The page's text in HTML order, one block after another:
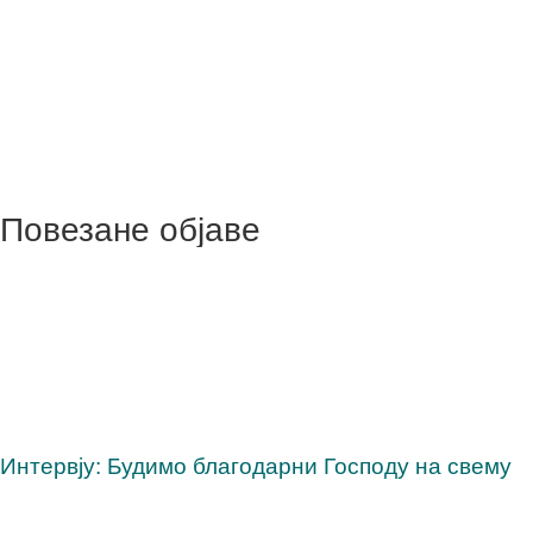
Повезане објаве
Интервју: Будимо благодарни Господу на свему